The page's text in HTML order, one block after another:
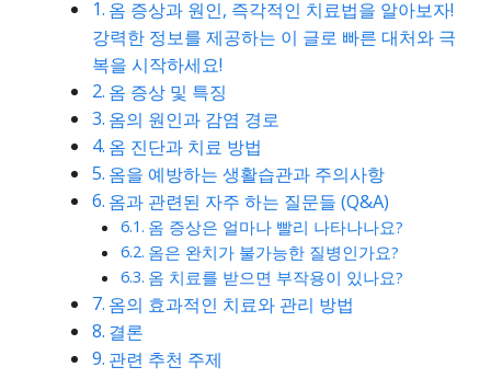
옴 증상과 원인, 즉각적인 치료법을 알아보자!
강력한 정보를 제공하는 이 글로 빠른 대처와 극
복을 시작하세요!
옴 증상 및 특징
옴의 원인과 감염 경로
옴 진단과 치료 방법
옴을 예방하는 생활습관과 주의사항
옴과 관련된 자주 하는 질문들 (Q&A)
옴 증상은 얼마나 빨리 나타나나요?
옴은 완치가 불가능한 질병인가요?
옴 치료를 받으면 부작용이 있나요?
옴의 효과적인 치료와 관리 방법
결론
관련 추천 주제